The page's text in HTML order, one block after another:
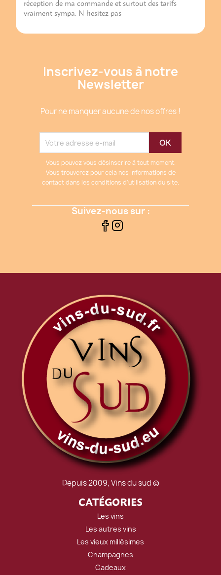
réception de ma commande et surtout des tarifs
vraiment sympa. N hesitez pas
Inscrivez-vous à notre
Newsletter
Pour ne manquer aucune de nos offres !
Vous pouvez vous désinscrire à tout moment.
Vous trouverez pour cela nos informations de
contact dans les conditions d'utilisation du site.
Suivez-nous sur :
Depuis 2009, Vins du sud ©
CATÉGORIES
Les vins
Les autres vins
Les vieux millésimes
Champagnes
Cadeaux